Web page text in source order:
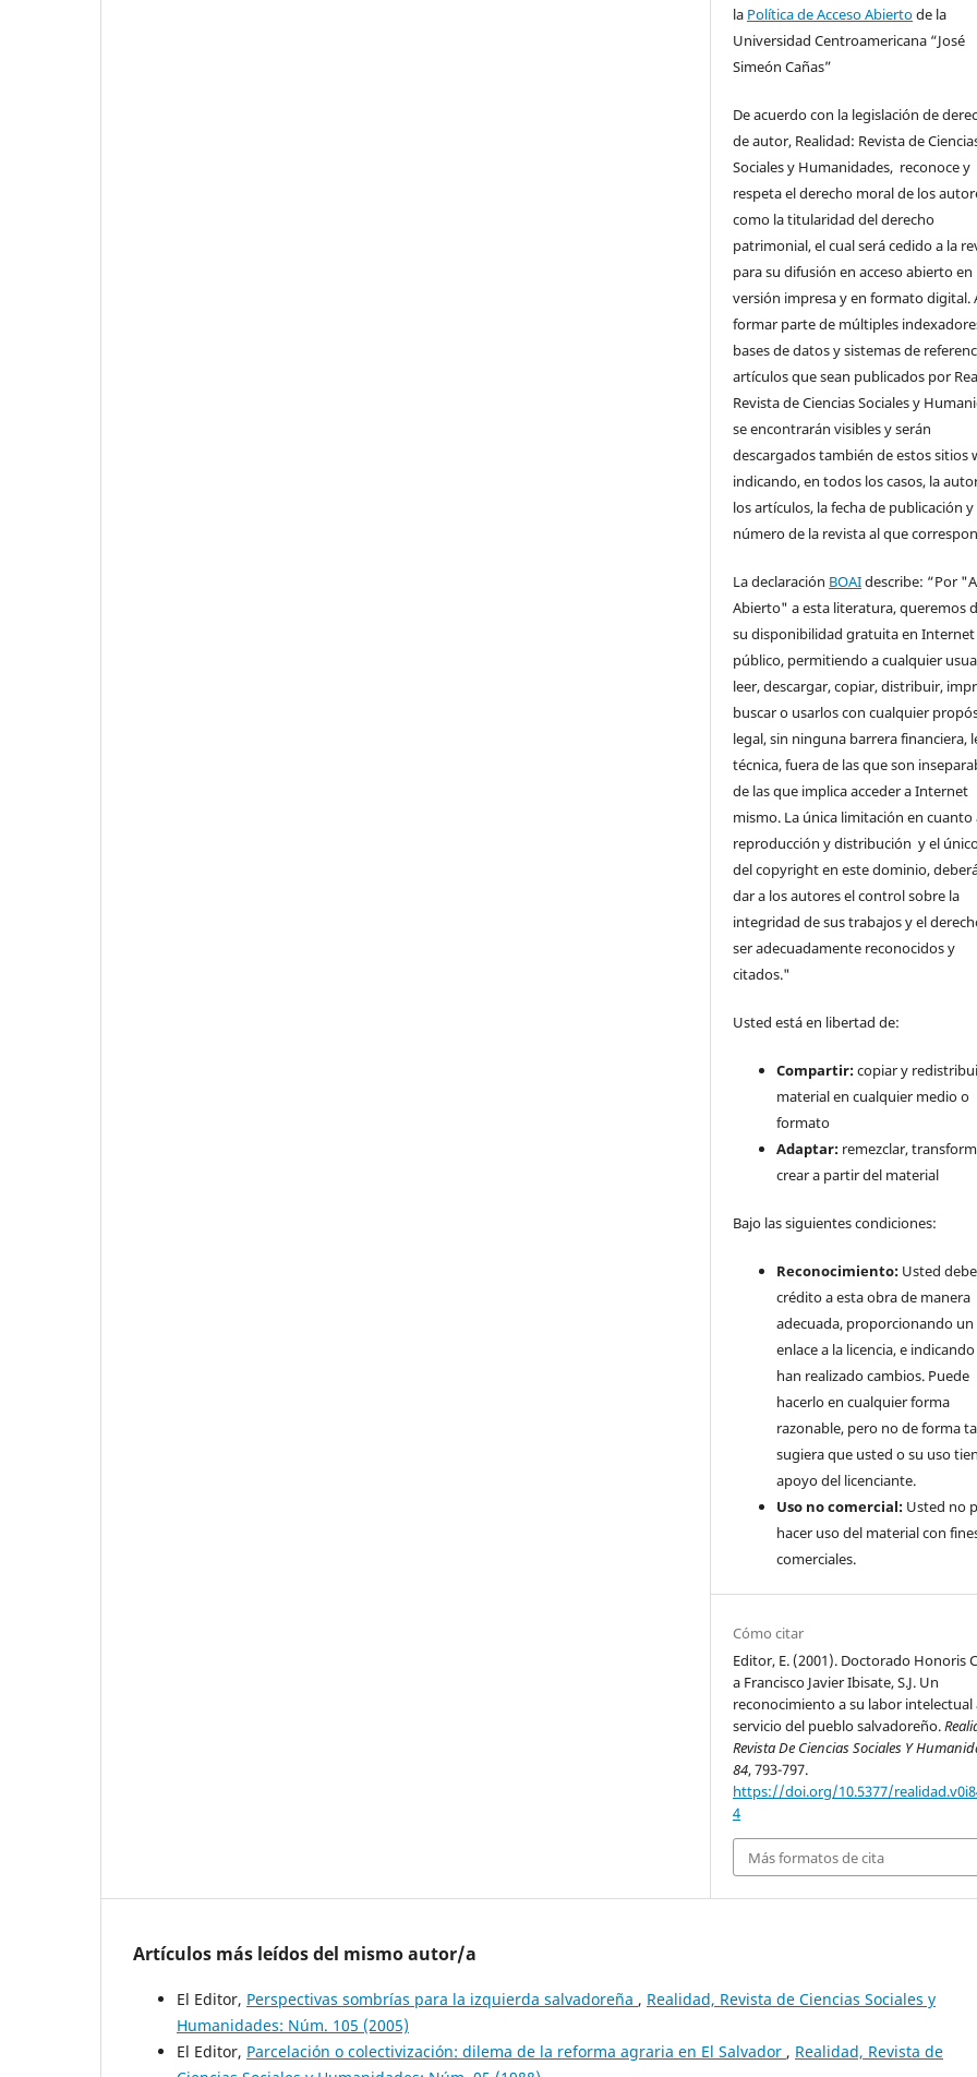
la Política de Acceso Abiertode la
Universidad Centroamericana “José
Simeón Cañas”
De acuerdo con la legislación de
de autor, Realidad: Revista de
Sociales y Humanidades, reconoce y
respeta el derecho moral de los
como la titularidad del derecho
patrimonial, el cual será cedido a la
para su difusión en acceso abierto en
versión impresa y en formato digital.
formar parte de múltiples
bases de datos y sistemas de
artículos que sean publicados por
Revista de Ciencias Sociales y
se encontrarán visibles y serán
descargados también de estos sitios
indicando, en todos los casos, la
los artículos, la fecha de publicación y
número de la revista al que
La declaración BOAIdescribe: “Por
Abierto" a esta literatura, queremos
su disponibilidad gratuita en Internet
público, permitiendo a cualquier
leer, descargar, copiar, distribuir,
buscar o usarlos con cualquier
legal, sin ninguna barrera financiera,
técnica, fuera de las que son
de las que implica acceder a Internet
mismo. La única limitación en cuanto
reproducción y distribución y el
del copyright en este dominio,
dar a los autores el control sobre la
integridad de sus trabajos y el
ser adecuadamente reconocidos y
citados."
Usted está en libertad de:
Compartir:copiar y
material en cualquier medio o
formato
Adaptar: remezclar,
crear a partir del material
Bajo las siguientes condiciones:
Reconocimiento: Usted
crédito a esta obra de manera
adecuada, proporcionando un
enlace a la licencia, e indicando
han realizado cambios. Puede
hacerlo en cualquier forma
razonable, pero no de forma
sugiera que usted o su uso
apoyo del licenciante.
Uso no comercial: Usted no
hacer uso del material con
comerciales.
Cómo citar
Editor, E. (2001). Doctorado Honoris
a Francisco Javier Ibisate, S.J. Un
reconocimiento a su labor intelectual
servicio del pueblo salvadoreño.
Revista De Ciencias Sociales Y
84, 793-797.
https://doi.org/10.5377/
4
Más formatos de cita
Artículos más leídos del mismo autor/a
El Editor, Perspectivas sombrías para la izquierda salvadoreña , Realidad, Revista de Ciencias Sociales y
Humanidades: Núm. 105 (2005)
El Editor, Parcelación o colectivización: dilema de la reforma agraria en El Salvador , Realidad, Revista de